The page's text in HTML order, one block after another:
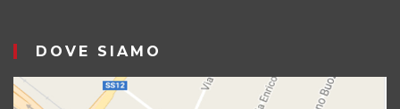
DOVE SIAMO